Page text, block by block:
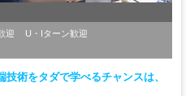
迎
U・Iターン歓迎
技術をタダで学べるチャンスは、